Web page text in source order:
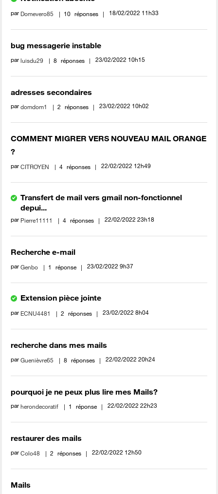
par Domevero85 10 réponses ‎18/02/2022 11h33
bug messagerie instable
parluisdu29 8 réponses ‎23/02/2022 10h15
adresses secondaires
pardomdom1 2 réponses ‎23/02/2022 10h02
COMMENT MIGRER VERS NOUVEAU MAIL ORANGE
?
parCITROYEN 4 réponses ‎22/02/2022 12h49
Transfert de mail vers gmail non-fonctionnel
depui...
par Pierre11111 4 réponses ‎22/02/2022 23h18
Recherche e-mail
parGenbo 1 réponse ‎23/02/2022 9h37
Extension pièce jointe
par ECNU4481 2 réponses ‎23/02/2022 8h04
recherche dans mes mails
parGuenièvre65 8 réponses ‎22/02/2022 20h24
pourquoi je ne peux plus lire mes Mails?
parherondecoratif 1 réponse ‎22/02/2022 22h23
restaurer des mails
parColo48 2 réponses ‎22/02/2022 12h50
Mails